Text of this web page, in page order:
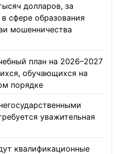
долларов, за
сфере образования
мошенничества
план на 2026–2027
обучающихся на
порядке
уважительная
квалификационные